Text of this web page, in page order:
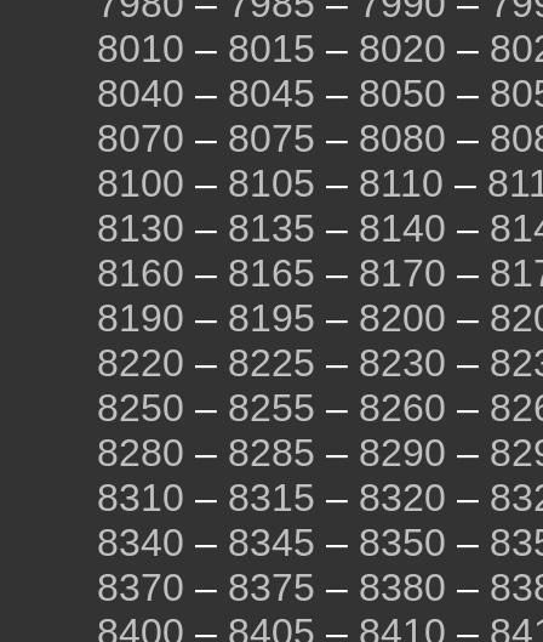
8010 – 8015 – 8020 –
8040 – 8045 – 8050 –
8070 – 8075 – 8080 –
8100 – 8105 – 8110 –
8130 – 8135 – 8140 –
8160 – 8165 – 8170 –
8190 – 8195 – 8200 –
8220 – 8225 – 8230 –
8250 – 8255 – 8260 –
8280 – 8285 – 8290 –
8310 – 8315 – 8320 –
8340 – 8345 – 8350 –
8370 – 8375 – 8380 –
8400 – 8405 – 8410 –